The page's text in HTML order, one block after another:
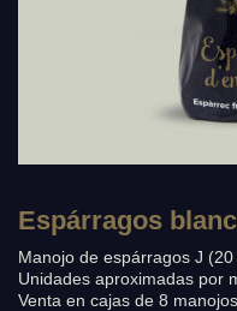
Espárragos
Manojo de espárragos J
Unidades aproximadas por
Venta en cajas de 8